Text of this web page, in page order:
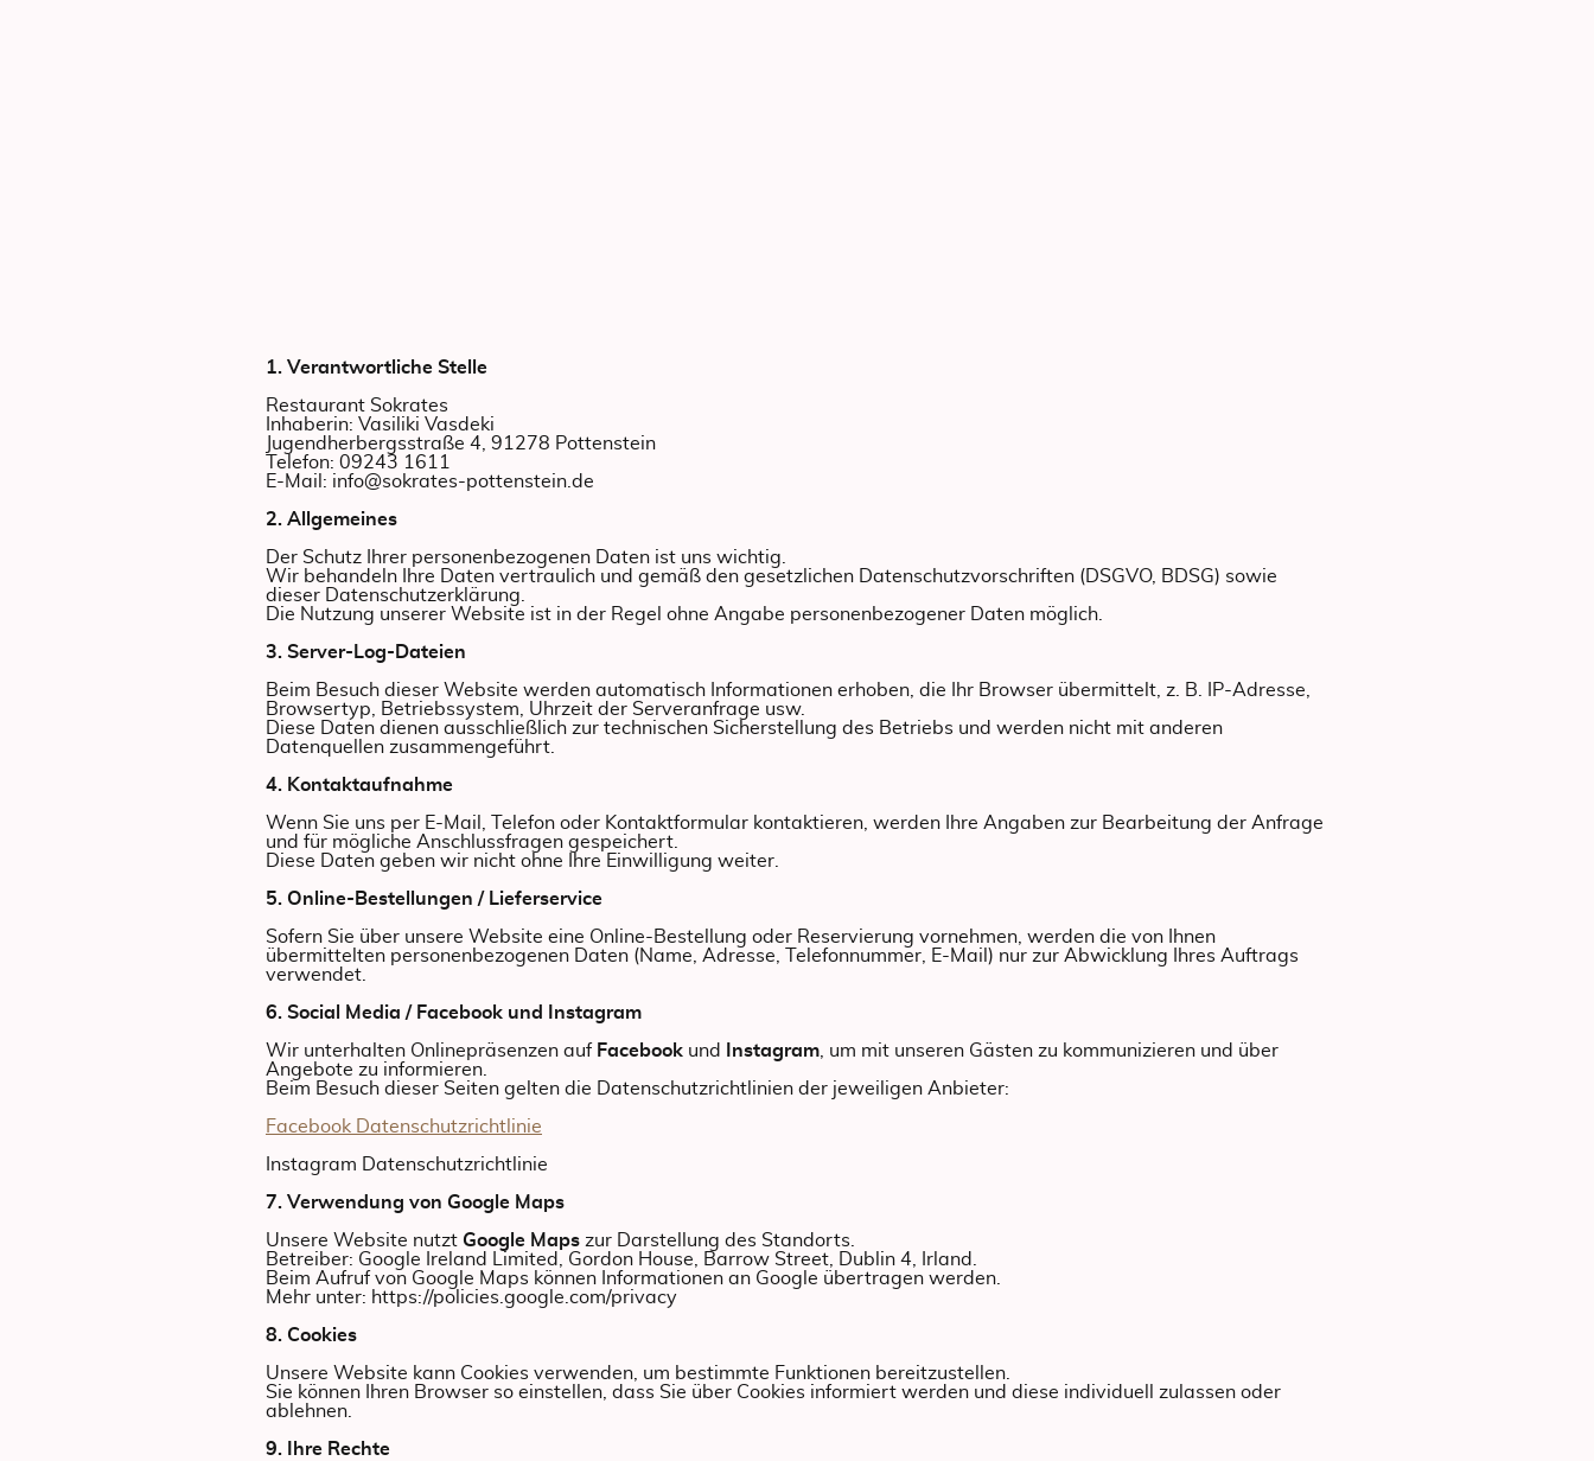
1. Verantwortliche Stelle
Restaurant Sokrates
Inhaberin: Vasiliki Vasdeki
Jugendherbergsstraße 4, 91278 Pottenstein
Telefon: 09243 1611
E-Mail: info@sokrates-pottenstein.de
2. Allgemeines
Der Schutz Ihrer personenbezogenen Daten ist uns wichtig.
Wir behandeln Ihre Daten vertraulich und gemäß den gesetzlichen Datenschutzvorschriften (DSGVO, BDSG) sowie
dieser Datenschutzerklärung.
Die Nutzung unserer Website ist in der Regel ohne Angabe personenbezogener Daten möglich.
3. Server-Log-Dateien
Beim Besuch dieser Website werden automatisch Informationen erhoben, die Ihr Browser übermittelt, z. B. IP-Adresse,
Browsertyp, Betriebssystem, Uhrzeit der Serveranfrage usw.
Diese Daten dienen ausschließlich zur technischen Sicherstellung des Betriebs und werden nicht mit anderen
Datenquellen zusammengeführt.
4. Kontaktaufnahme
Wenn Sie uns per E-Mail, Telefon oder Kontaktformular kontaktieren, werden Ihre Angaben zur Bearbeitung der Anfrage
und für mögliche Anschlussfragen gespeichert.
Diese Daten geben wir nicht ohne Ihre Einwilligung weiter.
5. Online-Bestellungen / Lieferservice
Sofern Sie über unsere Website eine Online-Bestellung oder Reservierung vornehmen, werden die von Ihnen
übermittelten personenbezogenen Daten (Name, Adresse, Telefonnummer, E-Mail) nur zur Abwicklung Ihres Auftrags
verwendet.
6. Social Media / Facebook und Instagram
Wir unterhalten Onlinepräsenzen auf Facebook und Instagram, um mit unseren Gästen zu kommunizieren und über
Angebote zu informieren.
Beim Besuch dieser Seiten gelten die Datenschutzrichtlinien der jeweiligen Anbieter:
Facebook Datenschutzrichtlinie
Instagram Datenschutzrichtlinie
7. Verwendung von Google Maps
Unsere Website nutzt Google Maps zur Darstellung des Standorts.
Betreiber: Google Ireland Limited, Gordon House, Barrow Street, Dublin 4, Irland.
Beim Aufruf von Google Maps können Informationen an Google übertragen werden.
Mehr unter: https://policies.google.com/privacy
8. Cookies
Unsere Website kann Cookies verwenden, um bestimmte Funktionen bereitzustellen.
Sie können Ihren Browser so einstellen, dass Sie über Cookies informiert werden und diese individuell zulassen oder
ablehnen.
9. Ihre Rechte